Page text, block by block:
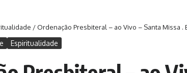
/Ordenação Presbiteral – ao Vivo – Santa Missa
Espiritualidade